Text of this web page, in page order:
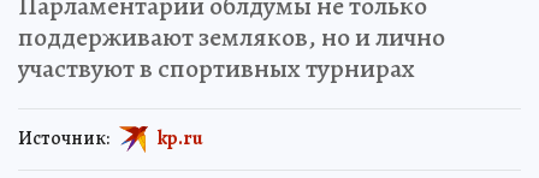
поддерживают земляков, но и лично
участвуют в спортивных турнирах
Источник: kp.ru